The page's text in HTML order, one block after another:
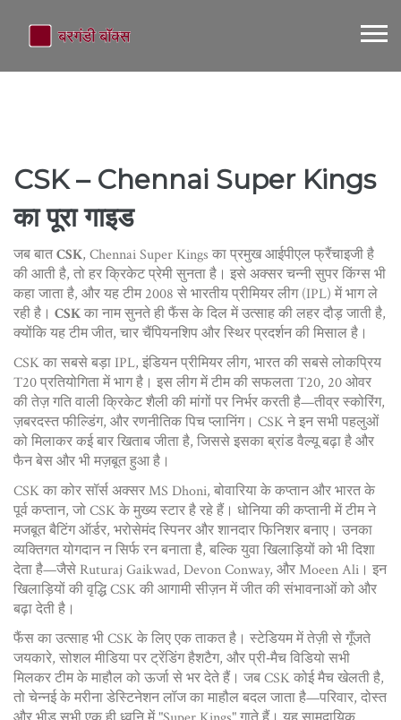
CSK – Chennai Super Kings
का पूरा गाइड
जब बातCSK, Chennai Super Kings का प्रमुख आईपीएल फ्रैंचाइजी है
की आती है, तो हर क्रिकेट प्रेमी सुनता है। इसे अक्सरचन्नी सुपर किंग्सभी
कहा जाता है, और यह टीम 2008 से भारतीय प्रीमियर लीग (IPL) में भाग ले
रही है। CSKका नाम सुनते ही फैंस के दिल में उत्साह की लहर दौड़ जाती है,
क्योंकि यह टीम जीत, चार चैंपियनशिप और स्थिर प्रदर्शन की मिसाल है।
CSK का सबसे बड़ा IPL, इंडियन प्रीमियर लीग, भारत की सबसे लोकप्रिय
T20 प्रतियोगितामें भाग है। इस लीग में टीम की सफलताT20, 20 ओवर
की तेज़ गति वाली क्रिकेट शैलीकी मांगों पर निर्भर करती है—तीव्र स्कोरिंग,
ज़बरदस्त फील्डिंग, और रणनीतिक पिच प्लानिंग। CSK ने इन सभी पहलुओं
को मिलाकर कई बार खिताब जीता है, जिससे इसका ब्रांड वैल्यू बढ़ा है और
फैन बेस और भी मज़बूत हुआ है।
CSK का कोर सॉर्स अक्सरMS Dhoni, बोवारिया के कप्तान और भारत के
पूर्व कप्तान, जो CSK के मुख्य स्टार हैरहे हैं। धोनिया की कप्तानी में टीम ने
मजबूत बैटिंग ऑर्डर, भरोसेमंद स्पिनर और शानदार फिनिशर बनाए। उनका
व्यक्तिगत योगदान न सिर्फ रन बनाता है, बल्कि युवा खिलाड़ियों को भी दिशा
देता है—जैसे Ruturaj Gaikwad, Devon Conway, और Moeen Ali। इन
खिलाड़ियों की वृद्धि CSK की आगामी सीज़न में जीत की संभावनाओं को और
बढ़ा देती है।
फैंस का उत्साह भी CSK के लिए एक ताकत है। स्टेडियम में तेज़ी से गूँजते
जयकारे, सोशल मीडिया पर ट्रेंडिंग हैशटैग, और प्री‑मैच विडियो सभी
मिलकर टीम के माहौल को ऊर्जा से भर देते हैं। जब CSK कोई मैच खेलती है,
तो चेन्नई के मरीना डेस्टिनेशन लॉज का माहौल बदल जाता है—परिवार, दोस्त